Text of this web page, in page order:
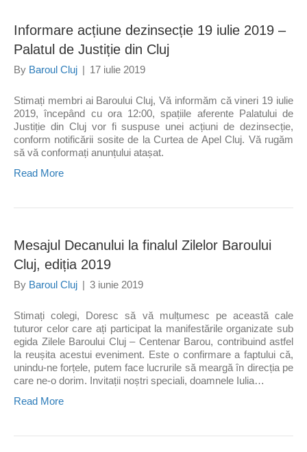
Informare acțiune dezinsecție 19 iulie 2019 –
Palatul de Justiție din Cluj
By Baroul Cluj | 17 iulie 2019
Stimați membri ai Baroului Cluj, Vă informăm că vineri 19 iulie
2019, începând cu ora 12:00, spațiile aferente Palatului de
Justiție din Cluj vor fi suspuse unei acțiuni de dezinsecție,
conform notificării sosite de la Curtea de Apel Cluj. Vă rugăm
să vă conformați anunțului atașat.
Read More
Mesajul Decanului la finalul Zilelor Baroului
Cluj, ediția 2019
By Baroul Cluj | 3 iunie 2019
Stimați colegi, Doresc să vă mulțumesc pe această cale
tuturor celor care ați participat la manifestările organizate sub
egida Zilele Baroului Cluj – Centenar Barou, contribuind astfel
la reușita acestui eveniment. Este o confirmare a faptului că,
unindu-ne forțele, putem face lucrurile să meargă în direcția pe
care ne-o dorim. Invitații noștri speciali, doamnele Iulia…
Read More